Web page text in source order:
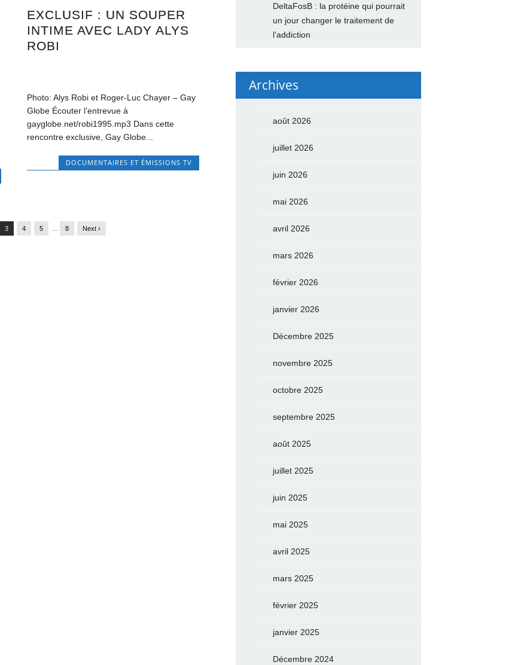
EXCLUSIF : UN SOUPER
INTIME AVEC LADY ALYS
ROBI
Photo: Alys Robi et Roger-Luc Chayer – Gay
Globe Écouter l’entrevue à
gayglobe.net/robi1995.mp3 Dans cette
rencontre exclusive, Gay Globe...
DOCUMENTAIRES ET ÉMISSIONS TV
3 4 5 8 Next ›
DeltaFosB : la protéine qui pourrait
un jour changer le traitement de
l’addiction
Archives
août 2026
juillet 2026
juin 2026
mai 2026
avril 2026
mars 2026
février 2026
janvier 2026
Décembre 2025
novembre 2025
octobre 2025
septembre 2025
août 2025
juillet 2025
juin 2025
mai 2025
avril 2025
mars 2025
février 2025
janvier 2025
Décembre 2024